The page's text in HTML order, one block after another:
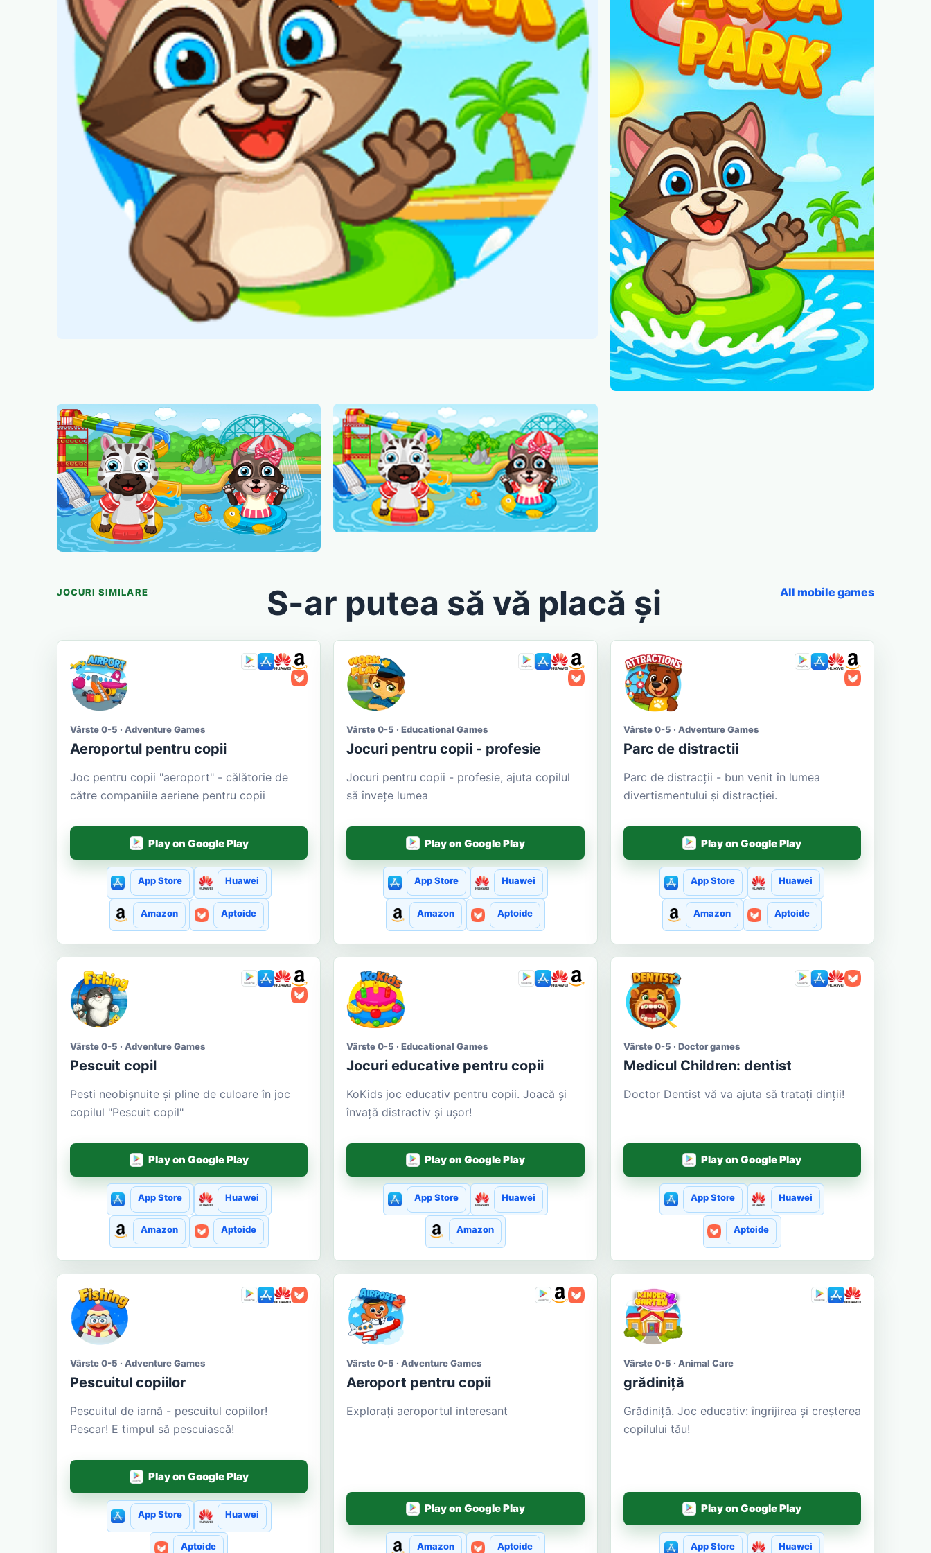
JOCURI SIMILARE S-ar putea să vă placă și All mobile games
Vârste 0-5 · Adventure Games
Aeroportul pentru copii
Joc pentru copii "aeroport" - călătorie de
către companiile aeriene pentru copii
Play on Google Play
App Store Huawei
Amazon Aptoide
Vârste 0-5 · Educational Games
Jocuri pentru copii - profesie
Jocuri pentru copii - profesie, ajuta copilul
să învețe lumea
Play on Google Play
App Store Huawei
Amazon Aptoide
Vârste 0-5 · Adventure Games
Parc de distractii
Parc de distracții - bun venit în lumea
divertismentului și distracției.
Play on Google Play
App Store Huawei
Amazon Aptoide
Vârste 0-5 · Adventure Games
Pescuit copil
Pesti neobișnuite și pline de culoare în joc
copilul "Pescuit copil"
Play on Google Play
App Store Huawei
Amazon Aptoide
Vârste 0-5 · Educational Games
Jocuri educative pentru copii
KoKids joc educativ pentru copii. Joacă și
învață distractiv și ușor!
Play on Google Play
App Store Huawei
Amazon
Vârste 0-5 · Doctor games
Medicul Сhildren: dentist
Doctor Dentist vă va ajuta să tratați dinții!
Play on Google Play
App Store Huawei
Aptoide
Vârste 0-5 · Adventure Games
Pescuitul copiilor
Pescuitul de iarnă - pescuitul copiilor!
Pescar! E timpul să pescuiască!
Play on Google Play
App Store Huawei
Aptoide
Vârste 0-5 · Adventure Games
Aeroport pentru copii
Explorați aeroportul interesant
Play on Google Play
Amazon Aptoide
Vârste 0-5 · Animal Care
grădiniță
Grădiniţă. Joc educativ: îngrijirea și creșterea
copilului tău!
Play on Google Play
App Store Huawei